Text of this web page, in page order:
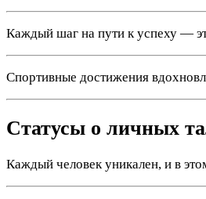
Каждый шаг на пути к успеху —
Спортивные достижения
Статусы о личных
Каждый человек уникален, и в